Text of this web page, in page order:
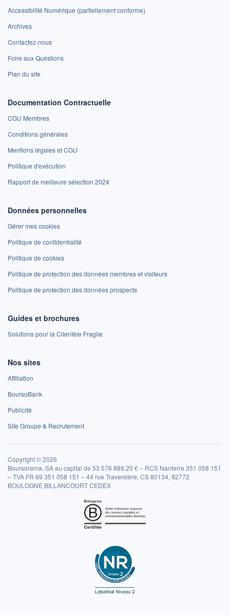
Accessibilité Numérique (partiellement conforme)
Archives
Contactez-nous
Foire aux Questions
Plan du site
Documentation Contractuelle
CGU Membres
Conditions générales
Mentions légales et CGU
Politique d'exécution
Rapport de meilleure sélection 2024
Données personnelles
Gérer mes cookies
Politique de confidentialité
Politique de cookies
Politique de protection des données membres et visiteurs
Politique de protection des données prospects
Guides et brochures
Solutions pour la Clientèle Fragile
Nos sites
Affiliation
BoursoBank
Publicité
Site Groupe & Recrutement
Copyright © 2026
Boursorama, SA au capital de 53 576 889,20 € – RCS Nanterre 351 058 151
– TVA FR 69 351 058 151 – 44 rue Traversière, CS 80134, 92772
BOULOGNE BILLANCOURT CEDEX